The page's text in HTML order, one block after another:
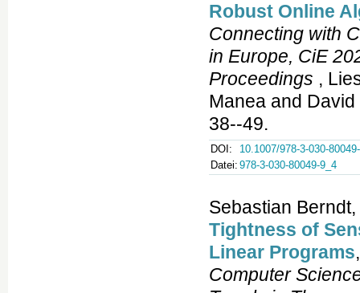
Robust Online
Connecting with
in Europe, CiE
Proceedings ,
Manea and
38--49.
DOI:
10.1007/978-3-030-
Datei: 978-3-030-80049-9_4
Sebastian
Tightness of
Linear Programs
Computer